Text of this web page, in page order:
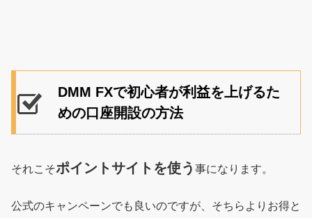
DMM FXで初心者が利益を上げるた
めの口座開設の方法
それこそポイントサイトを使う 事になります。
公式のキャンペーンでも良いのですが、そちらよりお得と